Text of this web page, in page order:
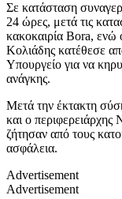
Σε κατάσταση
24 ώρες, μετά τις
κακοκαιρία Bora, ενώ
Κολιάδης κατέθεσε
Υπουργείο για να
ανάγκης.
Μετά την έκτακτη
και ο
ζήτησαν από τους
ασφάλεια.
Advertisement
Advertisement